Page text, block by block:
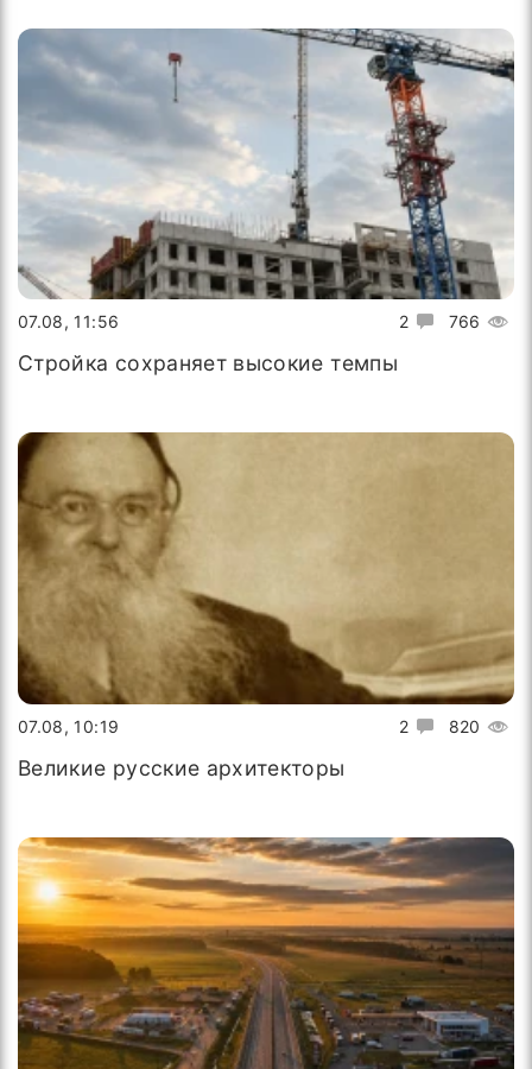
2 766
07.08, 11:56
Стройка сохраняет высокие темпы
2 820
07.08, 10:19
Великие русские архитекторы